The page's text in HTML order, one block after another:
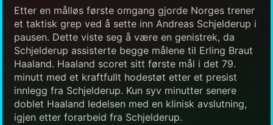
Etter en målløs første omgang gjorde Norges trener
et taktisk grep ved å sette inn Andreas Schjelderup i
pausen. Dette viste seg å være en genistrek, da
Schjelderup assisterte begge målene til Erling Braut
Haaland. Haaland scoret sitt første mål i det 79.
minutt med et kraftfullt hodestøt etter et presist
innlegg fra Schjelderup. Kun syv minutter senere
doblet Haaland ledelsen med en klinisk avslutning,
igjen etter forarbeid fra Schjelderup.